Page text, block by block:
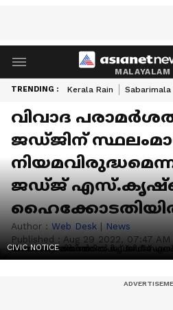
MALAYALAM
TRENDING : Kerala Rain Sabarimala
വിവാദ
ജഡ്ജിന്
ജഡ്ജ്
Author : Web Desk | News
Published : Aug 29 2022, 07:47 AM
CIVIC NOTICE